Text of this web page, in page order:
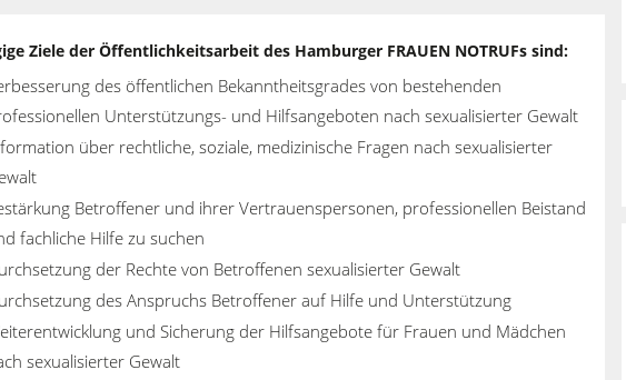
Ziele der Öffentlichkeitsarbeit des Hamburger FRAUEN NOTRUFs sind:
des öffentlichen Bekanntheitsgrades von bestehenden
Unterstützungs- und Hilfsangeboten nach sexualisierter Gewalt
über rechtliche, soziale, medizinische Fragen nach sexualisierter
Betroffener und ihrer Vertrauenspersonen, professionellen Beistand
fachliche Hilfe zu suchen
der Rechte von Betroffenen sexualisierter Gewalt
des Anspruchs Betroffener auf Hilfe und Unterstützung
und Sicherung der Hilfsangebote für Frauen und Mädchen
sexualisierter Gewalt